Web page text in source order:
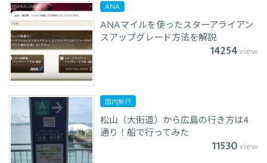
ANA
ANAマイルを使ったスターアライアン
スアップグレード方法を解説
14254view
国内旅行
松山（大街道）から広島の行き方は4
通り！船で行ってみた
11530view